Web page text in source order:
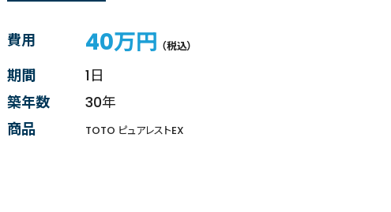
費用 40万円 （税込）
期間
1日
築年数
30年
商品
TOTO ピュアレストEX